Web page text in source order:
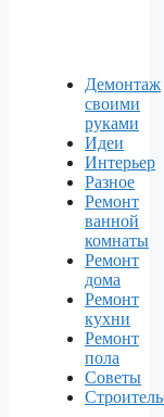
Демонтаж
своими
руками
Идеи
Интерьер
Разное
Ремонт
ванной
комнаты
Ремонт
дома
Ремонт
кухни
Ремонт
пола
Советы